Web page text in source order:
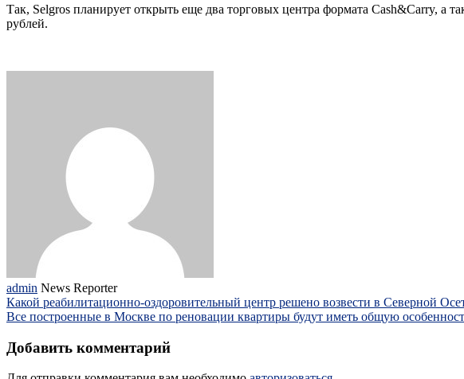
Так, Selgros планирует открыть еще два торговых центра формата Cash&Carry, а
рублей.
admin News Reporter
Какой реабилитационно-оздоровительный центр решено возвести в Северной
Все построенные в Москве по реновации квартиры будут иметь общую
Добавить комментарий